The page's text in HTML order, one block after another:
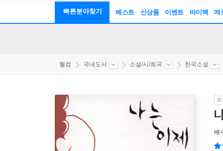
빠른분야찾기 베스트 신상품 이벤트 바이백 매
웰컴 국내도서 소설/시/희곡 한국소설
배